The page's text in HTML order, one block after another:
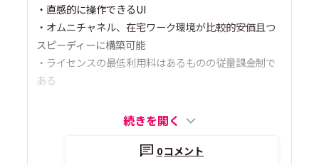
・直感的に操作できるUI
・オムニチャネル、在宅ワーク環境が比較的安価且つ
スピーディーに構築可能
・ライセンスの最低利用料はあるものの従量課金制で
ある
続きを開く
0コメント